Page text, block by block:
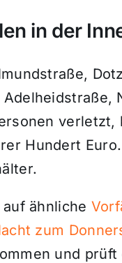
in der
Hundert
ähnliche
zum
und